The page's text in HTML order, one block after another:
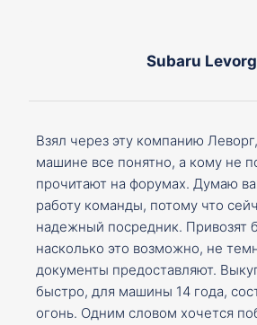
Subaru Levorg
Взял через эту компанию
машине все понятно, а кому не
прочитают на форумах. Думаю
работу команды, потому что
надежный посредник. Привозят
насколько это возможно, не
документы предоставляют.
быстро, для машины 14 года,
огонь. Одним словом хочется